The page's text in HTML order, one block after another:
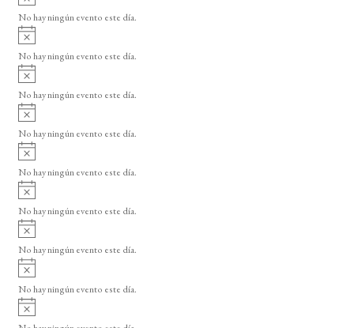
o
v
i
o
No hay ningún evento este día.
A
v
i
o
No hay ningún evento este día.
A
v
i
o
No hay ningún evento este día.
A
v
i
o
No hay ningún evento este día.
A
v
i
o
No hay ningún evento este día.
A
v
i
o
No hay ningún evento este día.
A
v
i
o
No hay ningún evento este día.
A
v
i
o
No hay ningún evento este día.
A
v